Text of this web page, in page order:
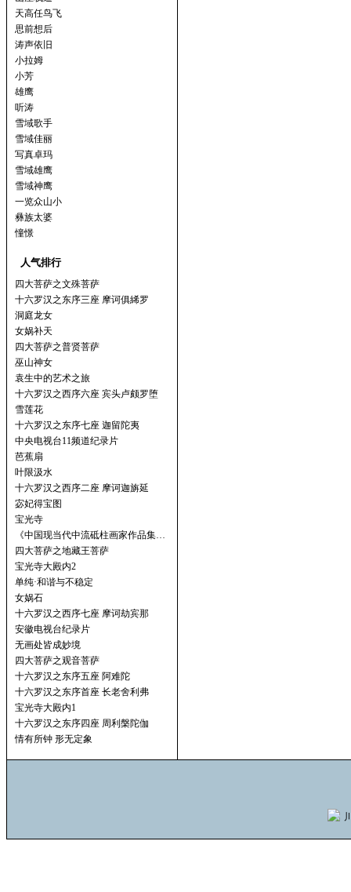
天高任鸟飞
思前想后
涛声依旧
小拉姆
小芳
雄鹰
听涛
雪域歌手
雪域佳丽
写真卓玛
雪域雄鹰
雪域神鹰
一览众山小
彝族太婆
憧憬
人气排行
四大菩萨之文殊菩萨
十六罗汉之东序三座 摩诃俱絺罗
洞庭龙女
女娲补天
四大菩萨之普贤菩萨
巫山神女
袁生中的艺术之旅
十六罗汉之西序六座 宾头卢颇罗堕
雪莲花
十六罗汉之东序七座 迦留陀夷
中央电视台11频道纪录片
芭蕉扇
叶限汲水
十六罗汉之西序二座 摩诃迦旃延
宓妃得宝图
宝光寺
《中国现当代中流砥柱画家作品集…
四大菩萨之地藏王菩萨
宝光寺大殿内2
单纯·和谐与不稳定
女娲石
十六罗汉之西序七座 摩诃劫宾那
安徽电视台纪录片
无画处皆成妙境
四大菩萨之观音菩萨
十六罗汉之东序五座 阿难陀
十六罗汉之东序首座 长老舍利弗
宝光寺大殿内1
十六罗汉之东序四座 周利槃陀伽
情有所钟 形无定象